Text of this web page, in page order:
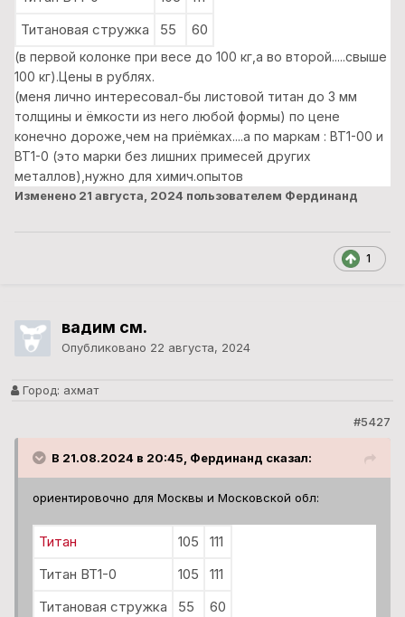
Титановая стружка
55 60
(в первой колонке при весе до 100 кг,а во второй.....свыше
100 кг).Цены в рублях.
(меня лично интересовал-бы листовой титан до 3 мм
толщины и ёмкости из него любой формы) по цене
конечно дороже,чем на приёмках....а по маркам : ВТ1-00 и
ВТ1-0 (это марки без лишних примесей других
металлов),нужно для химич.опытов
Изменено 21 августа, 2024 пользователем Фердинанд
1
вадим см.
Опубликовано 22 августа, 2024
Город: ахмат
#5427
В 21.08.2024 в 20:45, Фердинанд сказал:
ориентировочно для Москвы и Московской обл:
Титан 105
111
Титан ВТ1-0
105
111
Титановая стружка
55 60